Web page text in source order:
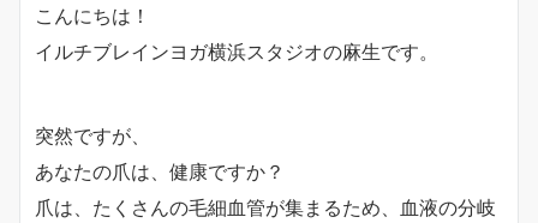
こんにちは！
イルチブレインヨガ横浜スタジオの麻生です。
突然ですが、
あなたの爪は、健康ですか？
爪は、たくさんの毛細血管が集まるため、血液の分岐